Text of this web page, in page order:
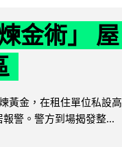
金術」 屋
黃金，在租住單位私設高
警。警方到場揭發整...